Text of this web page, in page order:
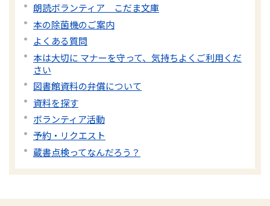
朗読ボランティア こだま文庫
本の除菌機のご案内
よくある質問
本は大切に マナーを守って、気持ちよくご利用くだ
さい
図書館資料の弁償について
資料を探す
ボランティア活動
予約・リクエスト
蔵書点検ってなんだろう？